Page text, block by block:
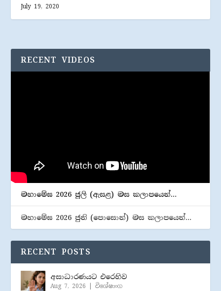
July 19, 2020
RECENT VIDEOS
මහාමේඝ 2026 ජූලි (​ඇසළ) මස කලාපයෙන්…
මහාමේඝ 2026 ජුනි (​පොසොන්) මස කලාපයෙන්…
RECENT POSTS
අසාධාරණයට එරෙහිව
Aug 7, 2026 |විශේෂාංග